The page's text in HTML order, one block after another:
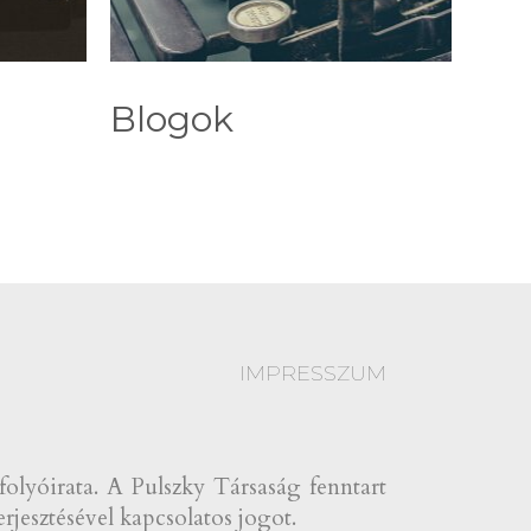
Blogok
IMPRESSZUM
A Pulszky Társaság fenntart
kapcsolatos jogot.